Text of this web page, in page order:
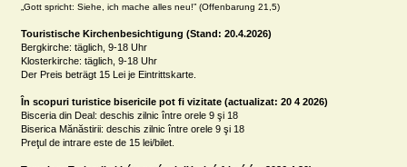
„Gott spricht: Siehe, ich mache alles neu!” (Offenbarung 21,5)
Touristische Kirchenbesichtigung (Stand: 20.4.2026)
Bergkirche: täglich, 9-18 Uhr
Klosterkirche: täglich, 9-18 Uhr
Der Preis beträgt 15 Lei je Eintrittskarte.
În scopuri turistice bisericile pot fi vizitate (actualizat: 20 4 2026)
Bisceria din Deal: deschis zilnic între orele 9 şi 18
Biserica Mănăstirii: deschis zilnic între orele 9 şi 18
Preţul de intrare este de 15 lei/bilet.